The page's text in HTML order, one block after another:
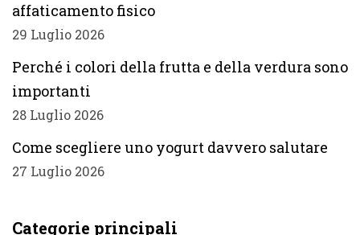
affaticamento fisico
29 Luglio 2026
Perché i colori della frutta e della verdura sono
importanti
28 Luglio 2026
Come scegliere uno yogurt davvero salutare
27 Luglio 2026
Categorie principali